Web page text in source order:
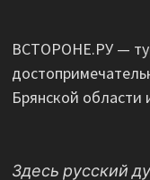
ВСТОРОНЕ.РУ —
Брянской
Здесь русский